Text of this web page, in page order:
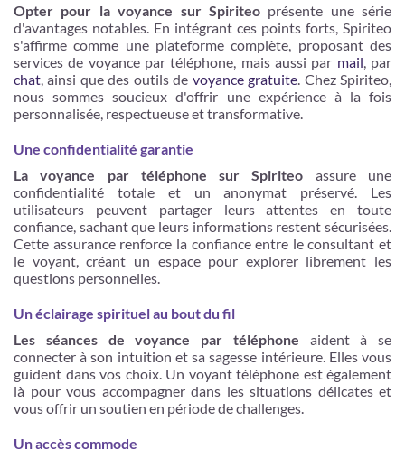
Opter pour la voyance sur Spiriteoprésente une série
d'avantages notables. En intégrant ces points forts, Spiriteo
s'affirme comme une plateforme complète, proposant des
services de voyance par téléphone, mais aussi par mail , par
chat , ainsi que des outils de voyance gratuite . Chez Spiriteo,
nous sommes soucieux d'offrir une expérience à la fois
personnalisée, respectueuse et transformative.
Une confidentialité garantie
La voyance par téléphone sur Spiriteo assure une
confidentialité totale et un anonymat préservé. Les
utilisateurs peuvent partager leurs attentes en toute
confiance, sachant que leurs informations restent sécurisées.
Cette assurance renforce la confiance entre le consultant et
le voyant, créant un espace pour explorer librement les
questions personnelles.
Un éclairage spirituel au bout du fil
Les séances de voyance par téléphone aident à se
connecter à son intuition et sa sagesse intérieure. Elles vous
guident dans vos choix. Un voyant téléphone est également
là pour vous accompagner dans les situations délicates et
vous offrir un soutien en période de challenges.
Un accès commode